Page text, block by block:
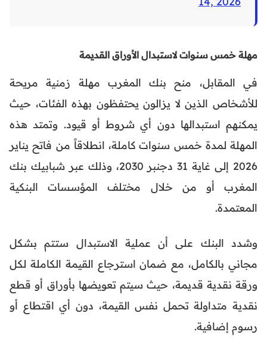
مهلة خمس سنوات لاستبدال الأوراق القديمة
في المقابل، منح بنك المغرب مهلة زمنية مريحة
للأشخاص الذين لا يزالون يحتفظون بهذه الفئات، حيث
يمكنهم استبدالها دون أي شروط أو قيود. وتمتد هذه
المهلة لمدة خمس سنوات كاملة، انطلاقاً من فاتح يناير
2026 إلى غاية 31 دجنبر 2030، وذلك عبر شبابيك بنك
المغرب أو من خلال مختلف المؤسسات البنكية
المعتمدة.
وشدد البنك على أن عملية الاستبدال ستتم بشكل
مجاني بالكامل، مع ضمان استرجاع القيمة الكاملة لكل
ورقة نقدية قديمة، حيث سيتم تعويضها بأوراق أو قطع
نقدية متداولة تحمل نفس القيمة، دون أي اقتطاع أو
رسوم إضافية.